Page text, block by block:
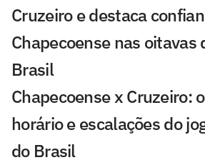
Cruzeiro e destaca
Chapecoense nas oitavas
Brasil
Chapecoense x Cruzeiro:
horário e escalações do
do Brasil